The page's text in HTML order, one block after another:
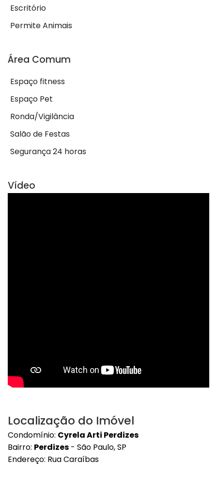
Escritório
Permite Animais
Área Comum
Espaço fitness
Espaço Pet
Ronda/Vigilância
Salão de Festas
Segurança 24 horas
Vídeo
Localização do Imóvel
Condomínio: Cyrela Arti Perdizes
Bairro: Perdizes - São Paulo, SP
Endereço: Rua Caraíbas